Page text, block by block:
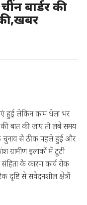
बार्डर की
हुई लेकिन काम धेला भर
बात की जाए तो लंबे समय
चुनाव से ठीक पहले हुई और
इलाकों में टूटी
के कारण कार्य रोक
दृष्टि से संवेदनशील क्षेत्रों